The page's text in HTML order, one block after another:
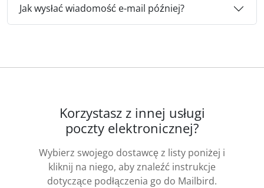
Jak wysłać wiadomość e-mail później?
Korzystasz z innej usługi
poczty elektronicznej?
Wybierz swojego dostawcę z listy poniżej i
kliknij na niego, aby znaleźć instrukcje
dotyczące podłączenia go do Mailbird.